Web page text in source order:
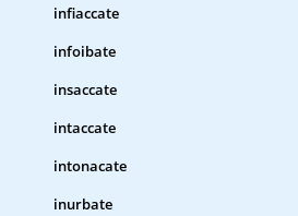
infiaccate
infoibate
insaccate
intaccate
intonacate
inurbate